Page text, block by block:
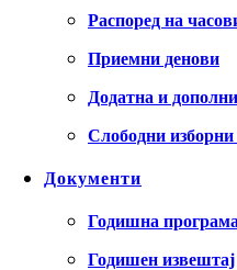
Распоред на
Приемни денови
Додатна и
Слободни
Документи
Годишна програма
Годишен извештај